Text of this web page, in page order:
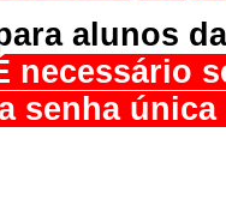
alunos
necessário
senha